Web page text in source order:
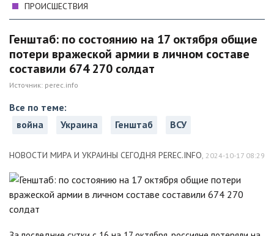
ПРОИСШЕСТВИЯ
Генштаб: по состоянию на 17 октября общие
потери вражеской армии в личном составе
составили 674 270 солдат
Источник: perec.info
Все по теме:
война
Украина Генштаб ВСУ
НОВОСТИ МИРА И УКРАИНЫ СЕГОДНЯ PEREC.INFO, 2024-10-17 08:29